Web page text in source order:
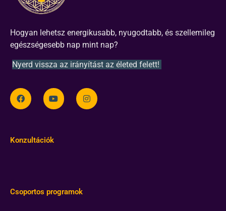
Hogyan lehetsz energikusabb, nyugodtabb, és szellemileg
egészségesebb nap mint nap?
Nyerd vissza az irányítást az életed felett!
Konzultációk
Csoportos programok